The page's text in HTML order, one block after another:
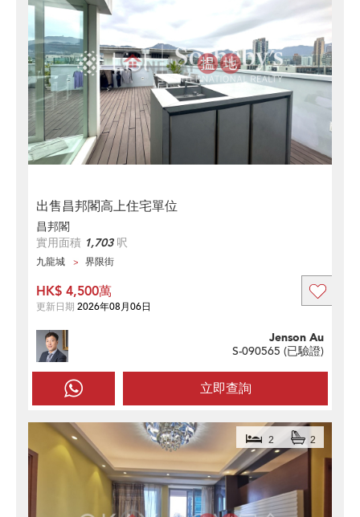
出售昌邦閣高上住宅單位
昌邦閣
實用面積 1,703呎
九龍城 界限街
立即查詢
Jenson Au
S-090565 (已驗證)
HK$ 4,500萬
更新日期 2026年08月06日
2 2